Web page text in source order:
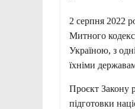
2 серпня 2022
Митного
Україною, з
їхніми
Проєкт Закону
підготовки